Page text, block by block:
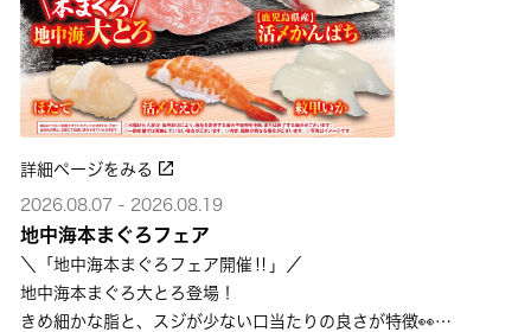
詳細ページをみる
2026.08.07 - 2026.08.19
地中海本まぐろフェア
＼「地中海本まぐろフェア開催‼」／
地中海本まぐろ大とろ登場！
きめ細かな脂と、スジが少ない口当たりの良さが特徴👀